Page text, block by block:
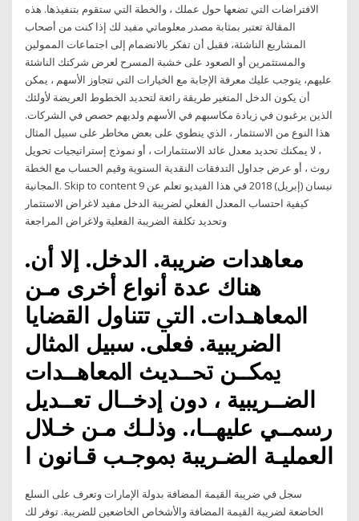
الافتراضات التي تضعها حول عملك ، والخطة التي ستقوم بتنفيذها. هذه
المقالة تعتبر بمثابة مصدر معلوماتي مفيد لك إذا كنت من أصحاب
المشاريع الناشئة، فقبل أن تفكر بالانضمام إلى اجتماعات الممولين
والمستثمرين أو الصعود على خشبة المسرح لعرض شركتك الناشئة
عليهم، يتوجب عليك معرفة الإجابة مع الخيارات التي تتجاوز الأسهم ، يمكن
أن يكون الدخل المتغير طريقة رائعة لتحديد الخطوط العريضة لأولئك
الذين يرغبون في زيادة مكاسبهم في الأسهم ولديهم حصص في الشركات.
هذا النوع من الاستثمار ، الذي ينطوي على بعض مخاطر على سبيل المثال
، لا يمكنك تحديد معدل عائد الاستثمارات ، أو نموذج إستراتيجيات تحويل
روث ، أو عرض جداول التدفقات النقدية السنوية وقيم الحساب مع الخطة
المجانية. Skip to content 9 نيسان (إبريل) 2018 في هذا الفيديو تعلم عن
كيفية احتساب المعدل الفعلي لضريبة الدخل مفيد لاغراض الاستثمار
ﻣﻌﺎﻫﺪات ﺿﺮﻳﺒﺔ. اﻟﺪﺧﻞ. إﻻ أن.
ﻫﻨﺎك ﻋﺪة أﻧﻮاع أﺧﺮى ﻣـﻦ
اﳌﻌﺎﻫـﺪات. اﻟﱵ ﺗﺘﻨﺎول اﻟﻘﻀﺎﻳﺎ
اﻟﻀﺮﻳﺒﻴﺔ. ﻓﻌﻠﻰ. ﺳﺒﻴﻞ اﳌﺜﺎل
ﳝﻜــﻦ ﲢــﺪﻳﺚ اﳌﻌﺎﻫــﺪات
اﻟﻀــﺮﻳﺒﻴﺔ ، دون إدﺧــﺎل ﺗﻌــﺪﻳﻞ
رﲰــﻲ ﻋﻠﻴﻬــﺎ،. وذﻟـﻚ ﻣـﻦ ﺧـﻼل
اﻟﻌﻤﻠﻴـﺔ اﻟﻀـﺮﻳﺒﺔ ﲟﻮﺟـﺐ ﻗـﺎﻧﻮن ا
سجل في ضريبة القيمة المضافة بدولة الإمارات وتعرف على السلع
الخاضعة لضريبة القيمة المضافة والأشخاص الخاضعين للضريبة. توفر لك